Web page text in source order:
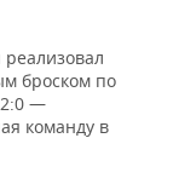
броском по
2:0 —
команду в